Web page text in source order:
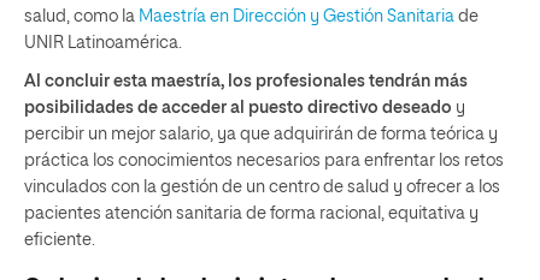
salud, como la Maestría en Dirección y Gestión Sanitaria de
UNIR Latinoamérica.
Al concluir esta maestría, los profesionales tendrán más
posibilidades de acceder al puesto directivo deseado y
percibir un mejor salario, ya que adquirirán de forma teórica y
práctica los conocimientos necesarios para enfrentar los retos
vinculados con la gestión de un centro de salud y ofrecer a los
pacientes atención sanitaria de forma racional, equitativa y
eficiente.